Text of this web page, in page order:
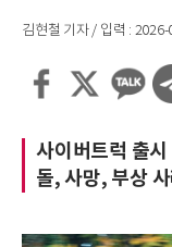
김현철 기자 / 입력 :
사이버트럭 출
돌, 사망, 부상